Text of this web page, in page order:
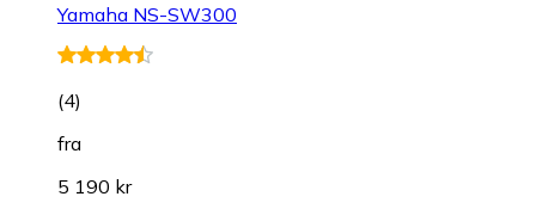
Yamaha NS-SW300
(4)
fra
5 190 kr